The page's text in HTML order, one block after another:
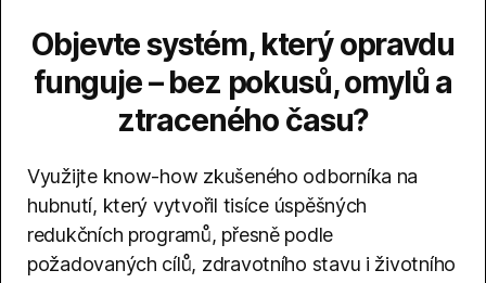
Objevte systém, který opravdu
funguje – bez pokusů, omylů a
ztraceného času?
Využijte know-how zkušeného odborníka na
hubnutí, který vytvořil tisíce úspěšných
redukčních programů, přesně podle
požadovaných cílů, zdravotního stavu i životního